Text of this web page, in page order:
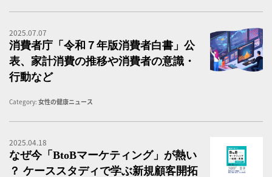
2025.07.07
消費者庁「令和７年版消費者白書」公
表、家計消費の推移や消費者の意識・
行動など
Category: 女性の健康ニュース
2025.04.18
なぜ今「BtoBマーケティング」が熱い
？ ケーススタディで学ぶ新規顧客開拓